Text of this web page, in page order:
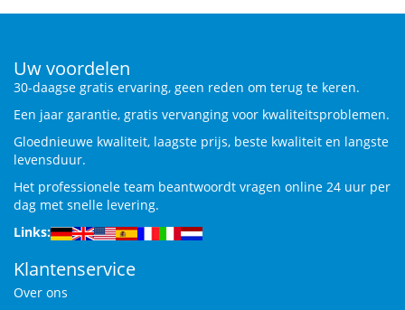
Uw voordelen
30-daagse gratis ervaring, geen reden om terug te keren.
Een jaar garantie, gratis vervanging voor kwaliteitsproblemen.
Gloednieuwe kwaliteit, laagste prijs, beste kwaliteit en langste
levensduur.
Het professionele team beantwoordt vragen online 24 uur per
dag met snelle levering.
Links:
Klantenservice
Over ons